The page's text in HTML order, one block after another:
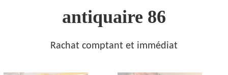
antiquaire 86
Rachat comptant et immédiat